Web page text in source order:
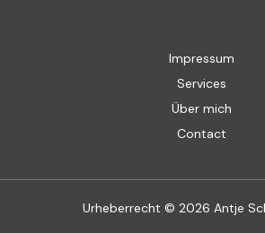
Impressum
Services
Über mich
Contact
Urheberrecht © 2026 Antje